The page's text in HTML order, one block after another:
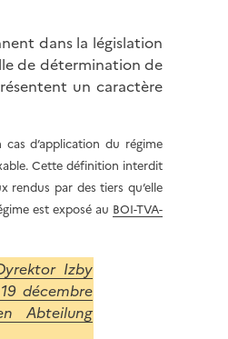
dans la législation
de détermination de
un caractère
d’application du régime
Cette définition interdit
rendus par des tiers qu’elle
est exposé au BOI-TVA-
Izby
décembre
Abteilung